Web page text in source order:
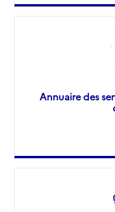
Annuaire des